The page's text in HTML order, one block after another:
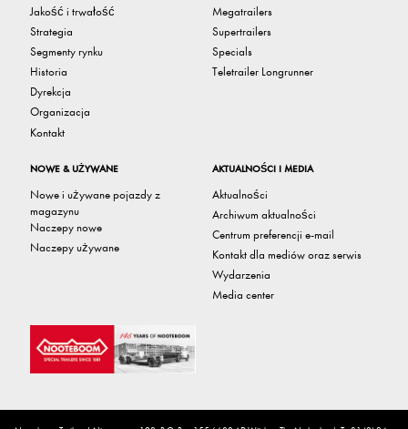
Jakość i trwałość
Strategia
Segmenty rynku
Historia
Dyrekcja
Organizacja
Kontakt
Megatrailers
Supertrailers
Specials
Teletrailer Longrunner
NOWE & UŻYWANE
Nowe i używane pojazdy z
magazynu
Naczepy nowe
Naczepy używane
AKTUALNOŚCI I MEDIA
Aktualności
Archiwum aktualności
Centrum preferencji e-mail
Kontakt dla mediów oraz serwis
Wydarzenia
Media center